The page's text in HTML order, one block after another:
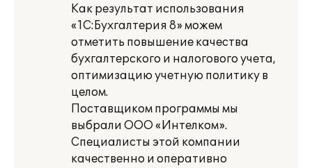
Как результат использования
«1С:Бухгалтерия 8» можем
отметить повышение качества
бухгалтерского и налогового учета,
оптимизацию учетную политику в
целом.
Поставщиком программы мы
выбрали ООО «Интелком».
Специалисты этой компании
качественно и оперативно